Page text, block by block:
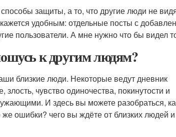
защиты, а то, что другие люди не
удобным: отдельные посты с
пользователи. А мне нужно что бы видел
к другим людям?
близкие люди. Некоторые ведут дневник
чувство одиночества, покинутости и
И здесь вы можете разобраться,
ошибки? чего вы ждёте от близких людей и